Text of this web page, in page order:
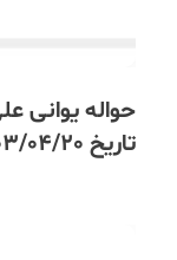
تاریخ 1403/04/20